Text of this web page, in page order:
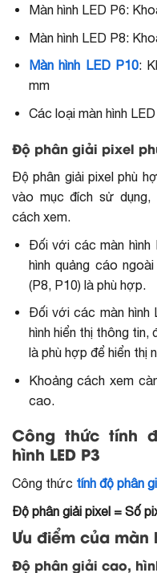
Màn hình LED P6:
Màn hình LED P8:
Màn hình LED P10:
mm
Các loại màn hình
Độ phân giải pixel
Độ phân giải pixel phù
vào mục đích sử dụng,
cách xem.
Đối với các màn
hình quảng cáo
(P8, P10) là phù hợp.
Đối với các màn hình
hình hiển thị thông tin,
là phù hợp để hiển thị
Khoảng cách xem
cao.
Công thức tính
hình LED P3
Công thức tính độ phân
Độ phân giải pixel = Số
Ưu điểm của màn
Độ phân giải cao,